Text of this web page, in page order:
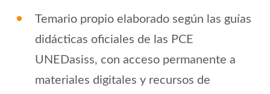
Temario propio elaborado según las guías
didácticas oficiales de las PCE
UNEDasiss, con acceso permanente a
materiales digitales y recursos de